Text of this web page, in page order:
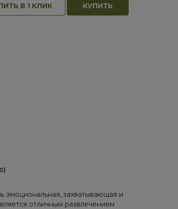
В 1 КЛИК КУПИТЬ
эмоциональная, захватывающая и
отличным развлечением